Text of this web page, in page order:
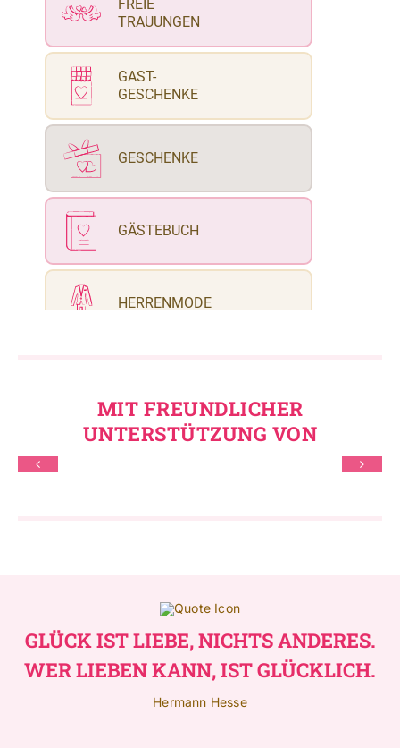
MIT FREUNDLICHER
UNTERSTÜTZUNG VON
GLÜCK IST LIEBE, NICHTS ANDERES.
WER LIEBEN KANN, IST GLÜCKLICH.
Hermann Hesse